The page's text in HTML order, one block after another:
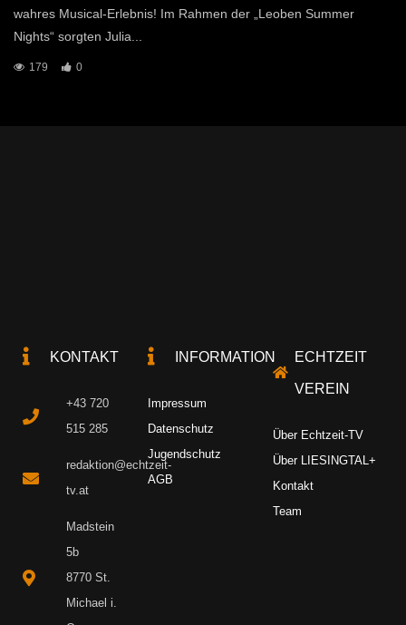
wahres Musical-Erlebnis! Im Rahmen der „Leoben Summer
Nights“ sorgten Julia...
179 0
KONTAKT
+43 720
515 285
redaktion@echtzeit-
tv.at
Madstein
5b
8770 St.
Michael i.
INFORMATION
Impressum
Datenschutz
Jugendschutz
AGB
ECHTZEIT
VEREIN
Über Echtzeit-TV
Über LIESINGTAL+
Kontakt
Team